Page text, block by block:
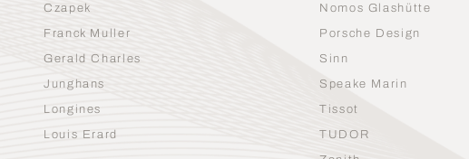
Czapek
Franck Muller
Gerald Charles
Junghans
Longines
Louis Erard
Nomos Glashütte
Porsche Design
Sinn
Speake Marin
Tissot
TUDOR